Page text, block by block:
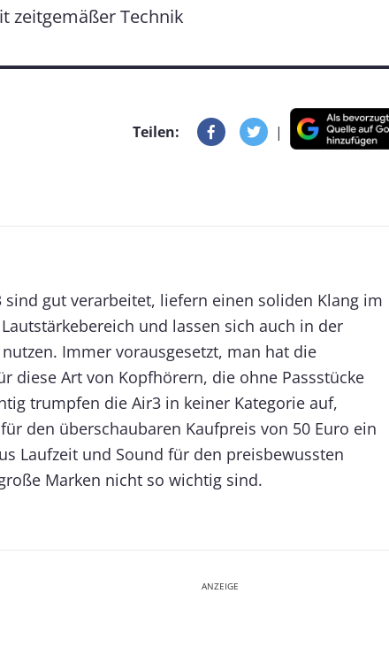
zeitgemäßer Technik
Teilen: |
sind gut verarbeitet, liefern einen soliden Klang im
und lassen sich auch in der
Immer vorausgesetzt, man hat die
diese Art von Kopfhörern, die ohne Passstücke
trumpfen die Air3 in keiner Kategorie auf,
den überschaubaren Kaufpreis von 50 Euro ein
Laufzeit und Sound für den preisbewussten
Marken nicht so wichtig sind.
ANZEIGE